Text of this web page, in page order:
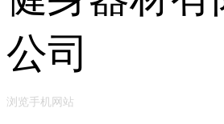
浏览手机网站